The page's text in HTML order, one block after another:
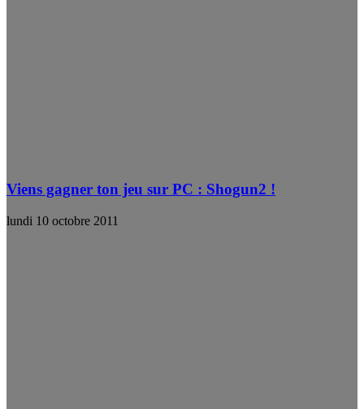
Viens gagner ton jeu sur PC : Shogun2 !
lundi 10 octobre 2011